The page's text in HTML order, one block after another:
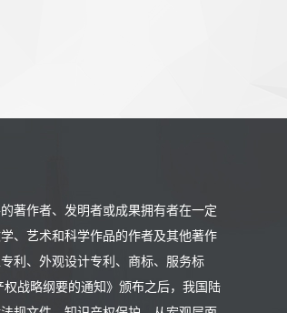
著作者、发明者或成果拥有者在一定
、艺术和科学作品的作者及其他著作
利、外观设计专利、商标、服务标
战略纲要的通知》颁布之后，我国陆